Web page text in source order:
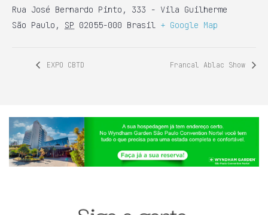
Rua José Bernardo Pinto, 333 - Vila Guilherme
São Paulo , SP 02055-000 Brasil + Google Map
EXPO CBTD Francal Ablac Show